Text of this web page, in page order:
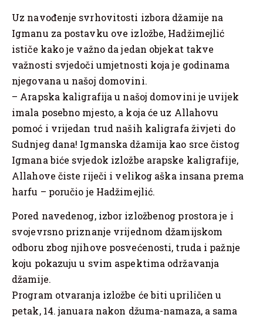
Uz navođenje svrhovitosti izbora džamije na
Igmanu za postavku ove izložbe, Hadžimejlić
ističe kako je važno da jedan objekat takve
važnosti svjedoči umjetnosti koja je godinama
njegovana u našoj domovini.
– Arapska kaligrafija u našoj domovini je uvijek
imala posebno mjesto, a koja će uz Allahovu
pomoć i vrijedan trud naših kaligrafa živjeti do
Sudnjeg dana! Igmanska džamija kao srce čistog
Igmana biće svjedok izložbe arapske kaligrafije,
Allahove čiste riječi i velikog aška insana prema
harfu – poručio je Hadžimejlić.
Pored navedenog, izbor izložbenog prostora je i
svojevrsno priznanje vrijednom džamijskom
odboru zbog njihove posvećenosti, truda i pažnje
koju pokazuju u svim aspektima održavanja
džamije.
Program otvaranja izložbe će biti upriličen u
petak, 14. januara nakon džuma-namaza, a sama